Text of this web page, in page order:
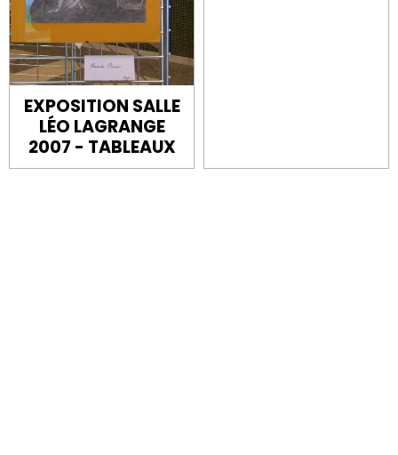
EXPOSITION SALLE
LÉO LAGRANGE
2007 - TABLEAUX